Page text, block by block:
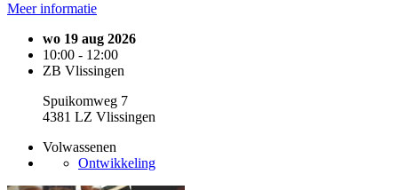
Meer informatie
wo 19 aug 2026
10:00 - 12:00
ZB Vlissingen
Spuikomweg 7
4381 LZ Vlissingen
Volwassenen
Ontwikkeling